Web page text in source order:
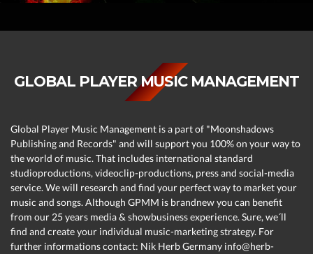
GLOBAL PLAYER MUSIC MANAGEMENT
Global Player Music Management is a part of "Moonshadows
Publishing and Records" and will support you 100% on your way to
the world of music. That includes international standard
studioproductions, videoclip-productions, press and social-media
service. We will research and find your perfect way to market your
music and songs. Although GPMM is brandnew you can benefit
from our 25 years media & showbusiness experience. Sure, we´ll
find and create your individual music-marketing strategy. For
further informations contact: Nik Herb Germany info@herb-